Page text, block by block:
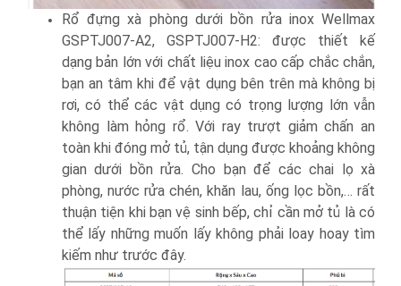
Rổ đựng xà phòng dưới bồn rửa inox Wellmax
GSPTJ007-A2, GSPTJ007-H2: được thiết kế
dạng bản lớn với chất liệu inox cao cấp chắc chắn,
bạn an tâm khi để vật dụng bên trên mà không bị
rơi, có thể các vật dụng có trọng lượng lớn vẫn
không làm hỏng rổ. Với ray trượt giảm chấn an
toàn khi đóng mở tủ, tận dụng được khoảng không
gian dưới bồn rửa. Cho bạn để các chai lọ xà
phòng, nước rửa chén, khăn lau, ống lọc bồn,… rất
thuận tiện khi bạn vệ sinh bếp, chỉ cần mở tủ là có
thể lấy những muốn lấy không phải loay hoay tìm
kiếm như trước đây.